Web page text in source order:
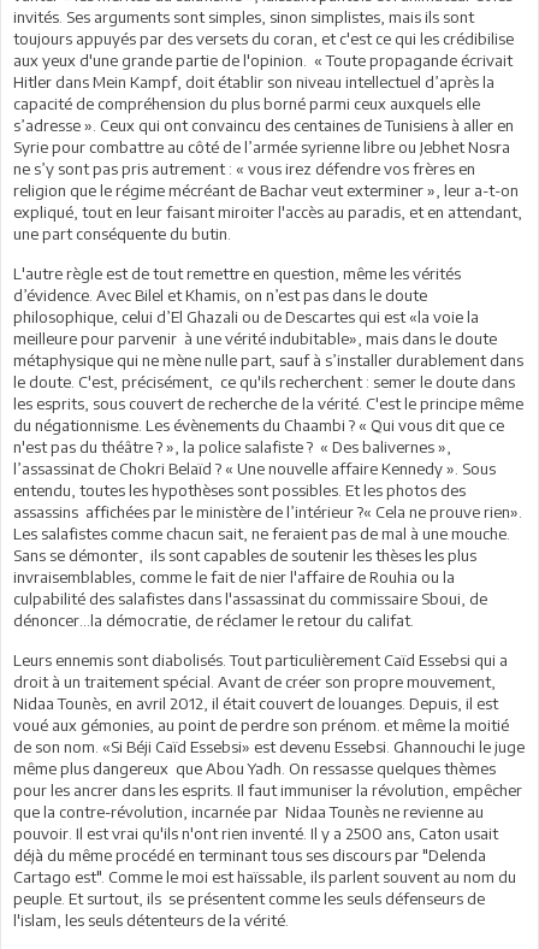
invités. Ses arguments sont simples, sinon simplistes, mais ils sont
toujours appuyés par des versets du coran, et c'est ce qui les crédibilise
aux yeux d'une grande partie de l'opinion. « Toute propagande écrivait
Hitler dans Mein Kampf, doit établir son niveau intellectuel d’après la
capacité de compréhension du plus borné parmi ceux auxquels elle
s’adresse ». Ceux qui ont convaincu des centaines de Tunisiens à aller en
Syrie pour combattre au côté de l’armée syrienne libre ou Jebhet Nosra
ne s’y sont pas pris autrement : « vous irez défendre vos frères en
religion que le régime mécréant de Bachar veut exterminer », leur a-t-on
expliqué, tout en leur faisant miroiter l'accès au paradis, et en attendant,
une part conséquente du butin.
L'autre règle est de tout remettre en question, même les vérités
d’évidence. Avec Bilel et Khamis, on n’est pas dans le doute
philosophique, celui d’El Ghazali ou de Descartes qui est «la voie la
meilleure pour parvenir à une vérité indubitable», mais dans le doute
métaphysique qui ne mène nulle part, sauf à s’installer durablement dans
le doute. C'est, précisément, ce qu'ils recherchent : semer le doute dans
les esprits, sous couvert de recherche de la vérité. C'est le principe même
du négationnisme. Les évènements du Chaambi ? « Qui vous dit que ce
n'est pas du théâtre ? », la police salafiste ? « Des balivernes »,
l’assassinat de Chokri Belaïd ? « Une nouvelle affaire Kennedy ». Sous
entendu, toutes les hypothèses sont possibles. Et les photos des
assassins affichées par le ministère de l’intérieur ?« Cela ne prouve rien».
Les salafistes comme chacun sait, ne feraient pas de mal à une mouche.
Sans se démonter, ils sont capables de soutenir les thèses les plus
invraisemblables, comme le fait de nier l'affaire de Rouhia ou la
culpabilité des salafistes dans l'assassinat du commissaire Sboui, de
dénoncer...la démocratie, de réclamer le retour du califat.
Leurs ennemis sont diabolisés. Tout particulièrement Caïd Essebsi qui a
droit à un traitement spécial. Avant de créer son propre mouvement,
Nidaa Tounès, en avril 2012, il était couvert de louanges. Depuis, il est
voué aux gémonies, au point de perdre son prénom. et même la moitié
de son nom. «Si Béji Caïd Essebsi» est devenu Essebsi. Ghannouchi le juge
même plus dangereux que Abou Yadh. On ressasse quelques thèmes
pour les ancrer dans les esprits. Il faut immuniser la révolution, empêcher
que la contre-révolution, incarnée par Nidaa Tounès ne revienne au
pouvoir. Il est vrai qu'ils n'ont rien inventé. Il y a 2500 ans, Caton usait
déjà du même procédé en terminant tous ses discours par "Delenda
Cartago est". Comme le moi est haïssable, ils parlent souvent au nom du
peuple. Et surtout, ils se présentent comme les seuls défenseurs de
l'islam, les seuls détenteurs de la vérité.